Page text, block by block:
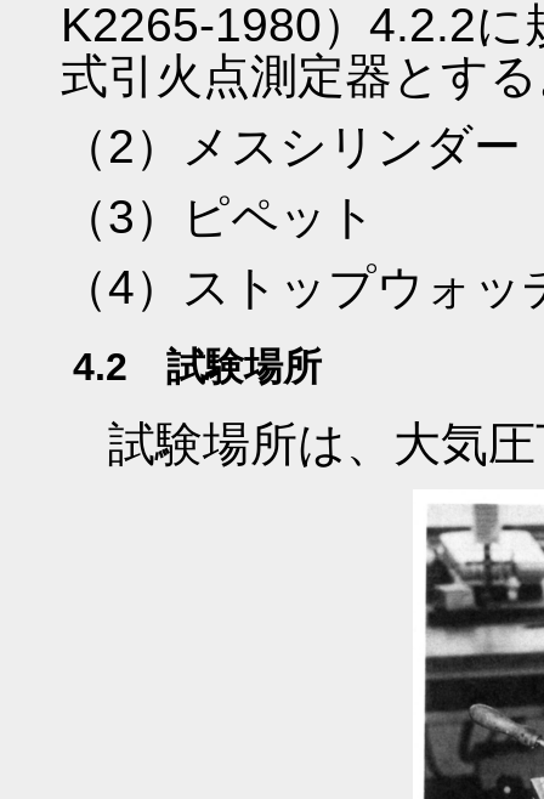
K2265-1980）4.2.2
式引火点測定器とす
（2）メスシリンダー
（3）ピペット
（4）ストップウォッ
4.2 試験場所
試験場所は、大気